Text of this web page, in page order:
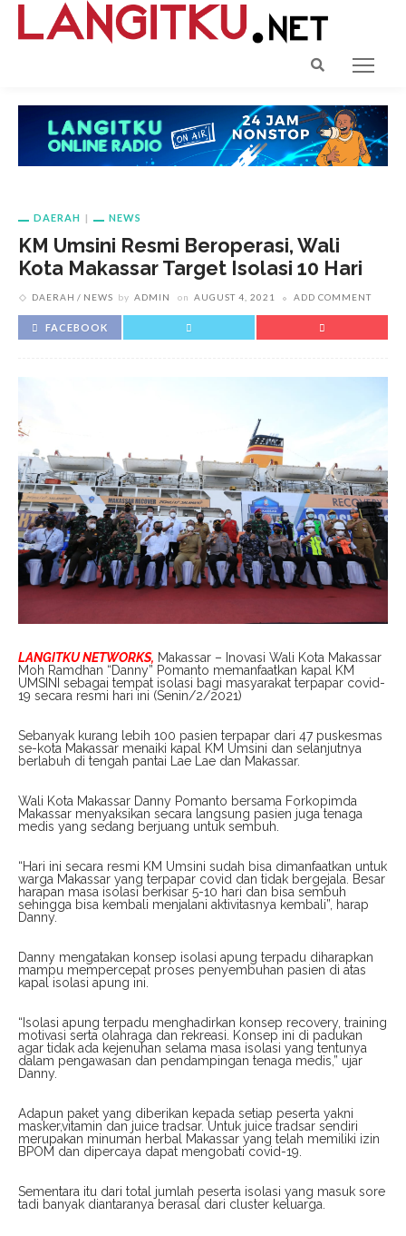
DAERAH NEWS
KM Umsini Resmi Beroperasi, Wali
Kota Makassar Target Isolasi 10 Hari
DAERAH NEWS by ADMIN on AUGUST 4, 2021 ADD COMMENT
FACEBOOK
LANGITKU NETWORKS, Makassar – Inovasi Wali Kota Makassar
Moh Ramdhan “Danny” Pomanto memanfaatkan kapal KM
UMSINI sebagai tempat isolasi bagi masyarakat terpapar covid-
19 secara resmi hari ini (Senin/2/2021)
Sebanyak kurang lebih 100 pasien terpapar dari 47 puskesmas
se-kota Makassar menaiki kapal KM Umsini dan selanjutnya
berlabuh di tengah pantai Lae Lae dan Makassar.
Wali Kota Makassar Danny Pomanto bersama Forkopimda
Makassar menyaksikan secara langsung pasien juga tenaga
medis yang sedang berjuang untuk sembuh.
“Hari ini secara resmi KM Umsini sudah bisa dimanfaatkan untuk
warga Makassar yang terpapar covid dan tidak bergejala. Besar
harapan masa isolasi berkisar 5-10 hari dan bisa sembuh
sehingga bisa kembali menjalani aktivitasnya kembali”, harap
Danny.
Danny mengatakan konsep isolasi apung terpadu diharapkan
mampu mempercepat proses penyembuhan pasien di atas
kapal isolasi apung ini.
“Isolasi apung terpadu menghadirkan konsep recovery, training
motivasi serta olahraga dan rekreasi. Konsep ini di padukan
agar tidak ada kejenuhan selama masa isolasi yang tentunya
dalam pengawasan dan pendampingan tenaga medis,” ujar
Danny.
Adapun paket yang diberikan kepada setiap peserta yakni
masker,vitamin dan juice tradsar. Untuk juice tradsar sendiri
merupakan minuman herbal Makassar yang telah memiliki izin
BPOM dan dipercaya dapat mengobati covid-19.
Sementara itu dari total jumlah peserta isolasi yang masuk sore
tadi banyak diantaranya berasal dari cluster keluarga.